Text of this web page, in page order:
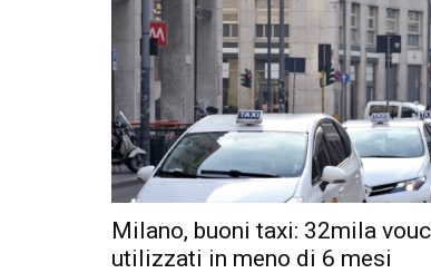
Milano, buoni taxi: 32mila
utilizzati in meno di 6 mesi